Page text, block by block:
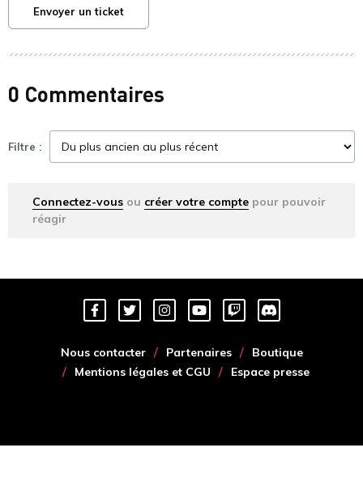
Envoyer un ticket
0 Commentaires
Filtre :
Connectez-vous ou créer votre compte pour pouvoir
réagir
Nous contacter Partenaires
Boutique
Mentions légales et CGU
Espace presse